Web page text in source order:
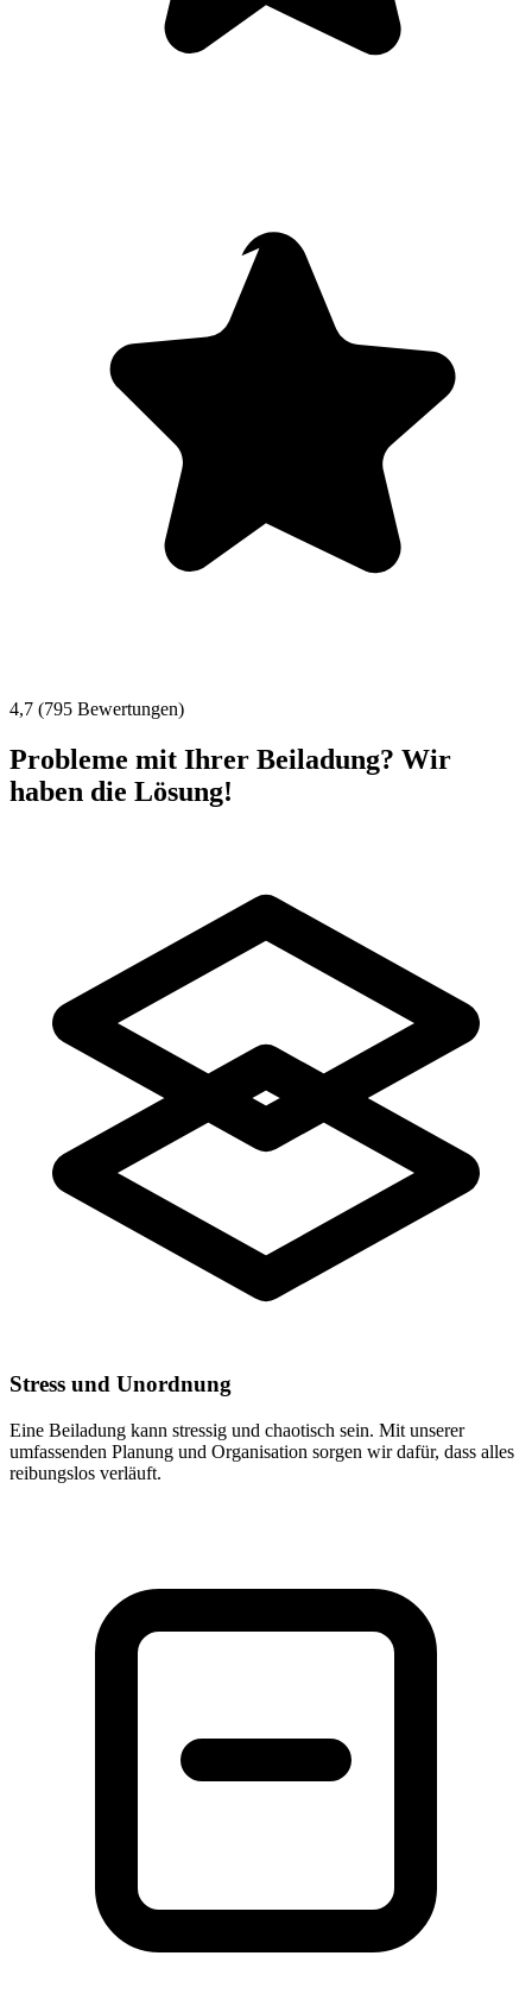
4,7 (795 Bewertungen)
Probleme mit Ihrer Beiladung? Wir
haben die Lösung!
Stress und Unordnung
Eine Beiladung kann stressig und chaotisch sein. Mit unserer
umfassenden Planung und Organisation sorgen wir dafür, dass alles
reibungslos verläuft.